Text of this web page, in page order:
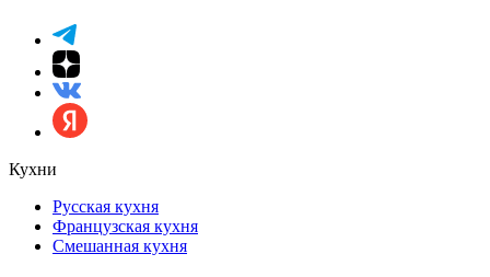
Кухни
Русская кухня
Французская кухня
Смешанная кухня